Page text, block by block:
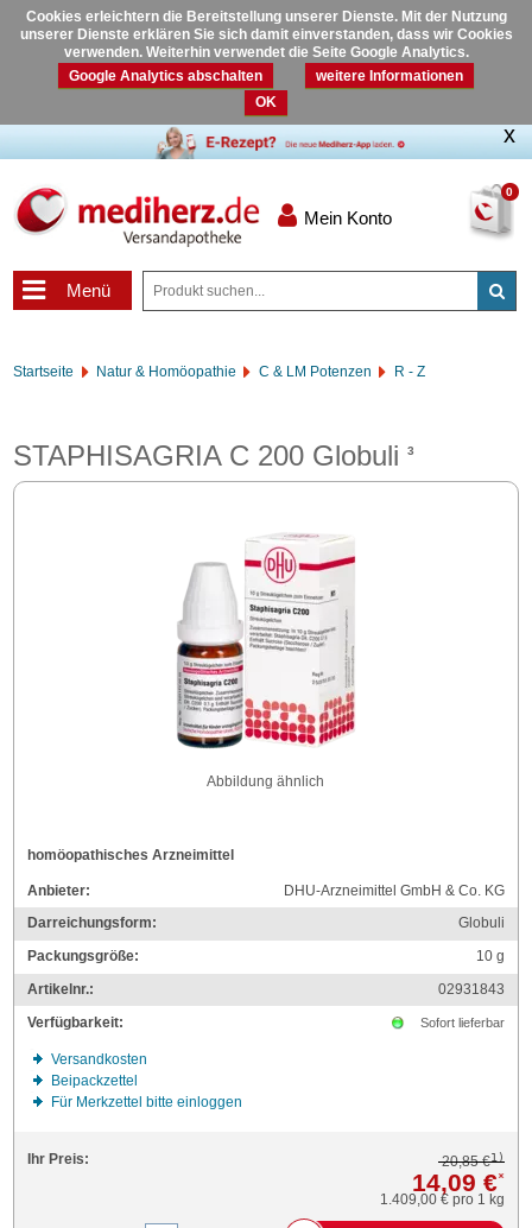
Cookies erleichtern die Bereitstellung unserer Dienste. Mit der Nutzung
unserer Dienste erklären Sie sich damit einverstanden, dass wir Cookies
verwenden. Weiterhin verwendet die Seite Google Analytics.
Google Analytics abschalten
weitere Informationen
OK
0
Mein Konto
Menü
Startseite Natur & Homöopathie C & LM Potenzen R - Z
STAPHISAGRIA C 200 Globuli3
Abbildung ähnlich
homöopathisches Arzneimittel
Anbieter:
DHU-Arzneimittel GmbH & Co. KG
Darreichungsform:
Globuli
Packungsgröße:
10g
Artikelnr.:
02931843
Verfügbarkeit:
Sofort lieferbar
Versandkosten
Beipackzettel
Für Merkzettel bitte einloggen
Ihr Preis: 20,85 €1)
14,09 €*
1.409,00 € pro 1 kg